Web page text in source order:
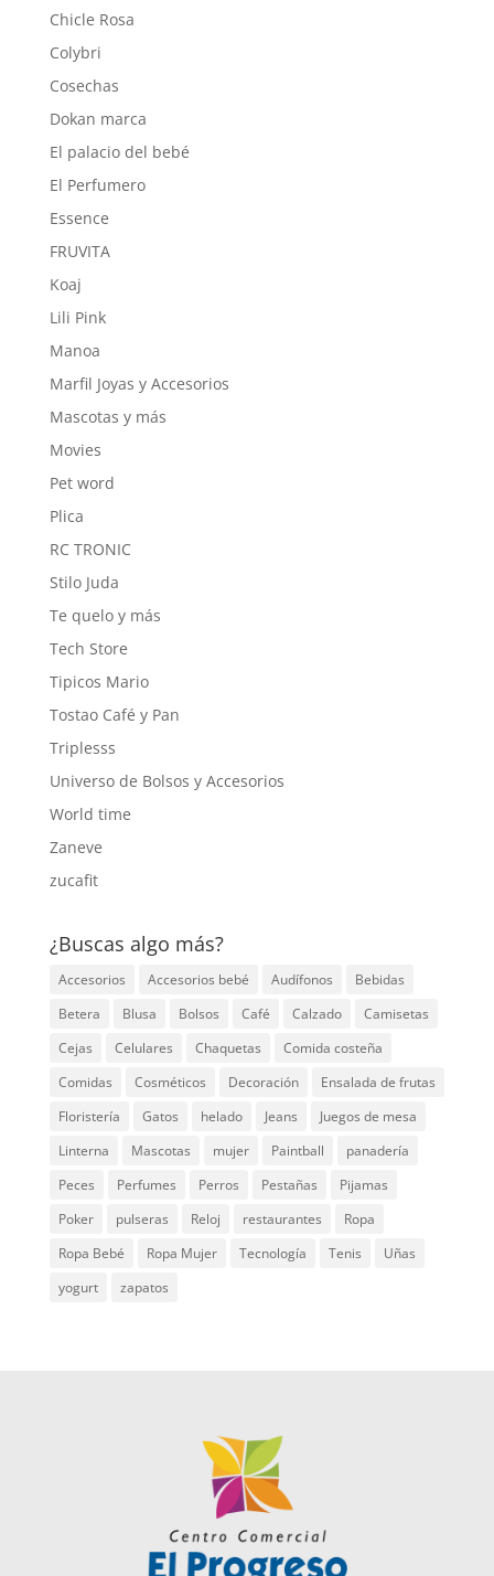
Chicle Rosa
Colybri
Cosechas
Dokan marca
El palacio del bebé
El Perfumero
Essence
FRUVITA
Koaj
Lili Pink
Manoa
Marfil Joyas y Accesorios
Mascotas y más
Movies
Pet word
Plica
RC TRONIC
Stilo Juda
Te quelo y más
Tech Store
Tipicos Mario
Tostao Café y Pan
Triplesss
Universo de Bolsos y Accesorios
World time
Zaneve
zucafit
¿Buscas algo más?
Accesorios Accesorios bebé Audífonos
Bebidas
Betera
Blusa Bolsos Café Calzado
Camisetas
Cejas
Celulares Chaquetas
Comida costeña
Comidas
Cosméticos Decoración
Ensalada de frutas
Floristería
Gatos helado Jeans
Juegos de mesa
Linterna
Mascotas mujer Paintball
panadería
Peces
Perfumes Perros Pestañas
Pijamas
Poker
pulseras Reloj restaurantes
Ropa
Ropa Bebé
Ropa Mujer Tecnología Tenis
Uñas
yogurt
zapatos